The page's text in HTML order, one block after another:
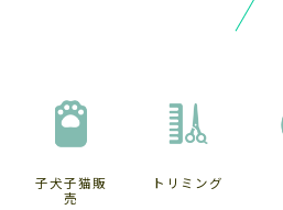
子犬子猫販
売
トリミング